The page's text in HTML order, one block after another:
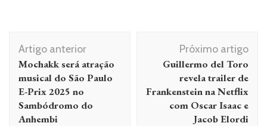
de
post
Artigo anterior
Mochakk será atração
musical do São Paulo
E-Prix 2025 no
Sambódromo do
Anhembi
Próximo artigo
Guillermo del Toro
revela trailer de
Frankenstein na Netflix
com Oscar Isaac e
Jacob Elordi